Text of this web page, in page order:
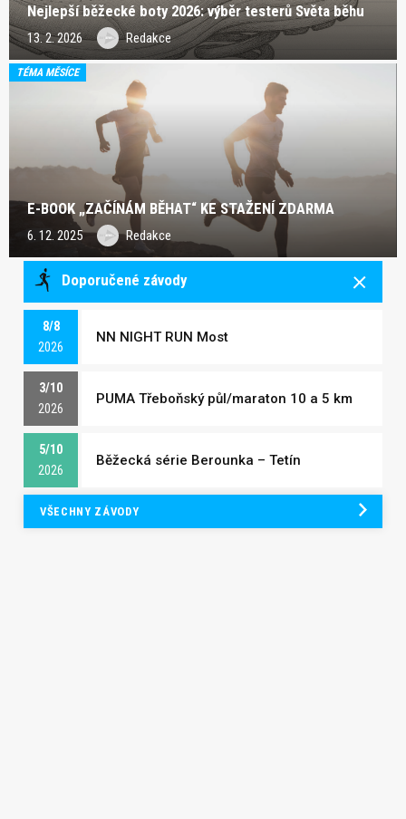
Nejlepší běžecké boty 2026: výběr testerů Světa běhu
13. 2. 2026 Redakce
TÉMA MĚSÍCE
E-BOOK „ZAČÍNÁM BĚHAT“ KE STAŽENÍ ZDARMA
6. 12. 2025 Redakce
Doporučené závody
8/8
2026
NN NIGHT RUN Most
3/10
2026
PUMA Třeboňský půl/maraton 10 a 5 km
5/10
2026
Běžecká série Berounka – Tetín
VŠECHNY ZÁVODY